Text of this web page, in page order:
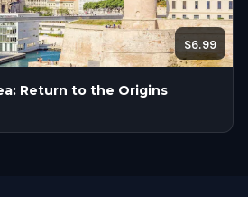
$6.99
Return to the Origins